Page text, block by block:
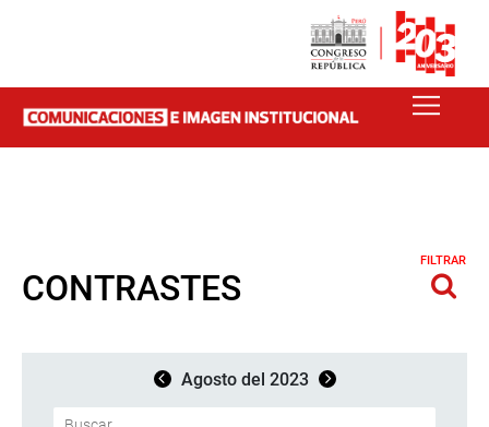
CONTRASTES
FILTRAR
Agosto del 2023